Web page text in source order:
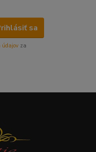
sa
údajov za